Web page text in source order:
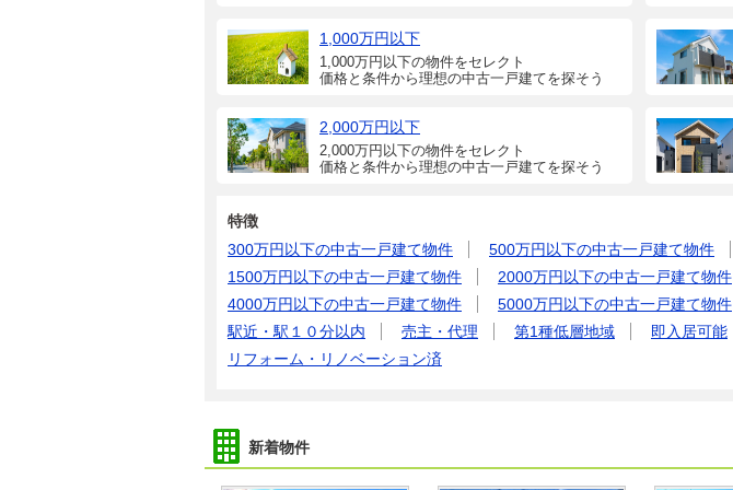
1,000万円以下
1,000万円以下の物件をセレクト
価格と条件から理想の中古一戸建てを探そう
2,000万円以下
2,000万円以下の物件をセレクト
価格と条件から理想の中古一戸建てを探そう
特徴
300万円以下の中古一戸建て物件
500万円以下の中古一戸建て物件
1500万円以下の中古一戸建て物件
2000万円以下の中古一戸建て物件
4000万円以下の中古一戸建て物件
5000万円以下の中古一戸建て物件
駅近・駅１０分以内
売主・代理 第1種低層地域 即入居可能
リフォーム・リノベーション済
新着物件